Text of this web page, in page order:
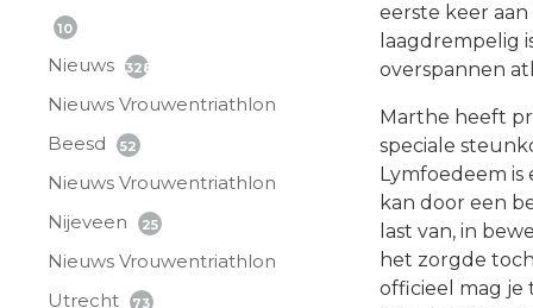
10
Nieuws 328
Nieuws Vrouwentriathlon
Beesd
52
Nieuws Vrouwentriathlon
Nijeveen
25
Nieuws Vrouwentriathlon
Utrecht
73
eerste keer
laagdrempelig
overspannen
Marthe heeft
speciale
Lymfoedeem
kan door een
last van, in
het zorgde
officieel mag je